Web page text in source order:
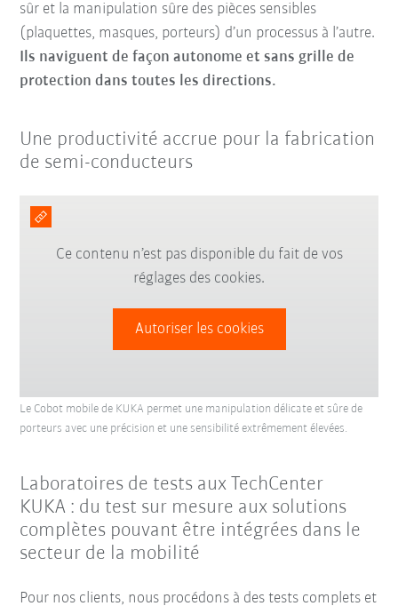
sûr et la manipulation sûre des pièces sensibles
(plaquettes, masques, porteurs) d’un processus à l’autre.
Ils naviguent de façon autonome et sans grille de
protection dans toutes les directions.
Une productivité accrue pour la fabrication
de semi-conducteurs
Ce contenu n’est pas disponible du fait de vos
réglages des cookies.
Autoriser les cookies
Le Cobot mobile de KUKA permet une manipulation délicate et sûre de
porteurs avec une précision et une sensibilité extrêmement élevées.
Laboratoires de tests aux TechCenter
KUKA : du test sur mesure aux solutions
complètes pouvant être intégrées dans le
secteur de la mobilité
Pour nos clients, nous procédons à des tests complets et